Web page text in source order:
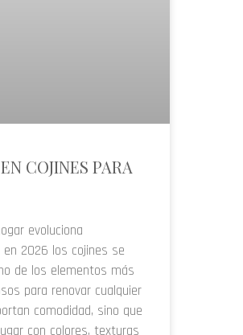
COJINES PARA
evoluciona
2026 los cojines se
de los elementos más
para renovar cualquier
comodidad, sino que
con colores, texturas